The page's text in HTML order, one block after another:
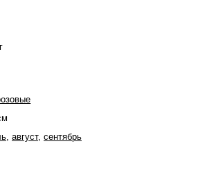
, август, сентябрь